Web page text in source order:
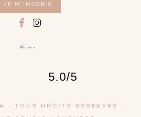
JE M’INSCRIS
5.0/5
- TOUS DROITS RÉSERVÉS -